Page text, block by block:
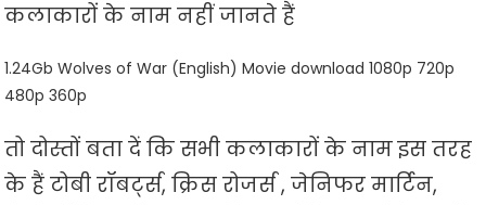
कलाकारों के नाम नहीं जानते हैं
1.24Gb Wolves of War (English) Movie download 1080p 720p
480p 360p
तो दोस्तों बता दें कि सभी कलाकारों के नाम इस तरह
के हैं टोबी रॉबर्ट्स, क्रिस रोजर्स , जेनिफर मार्टिन,